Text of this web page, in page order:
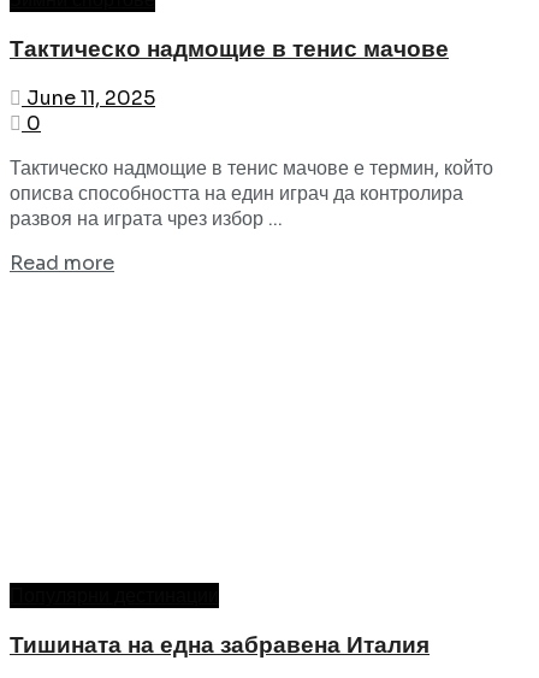
Тактическо надмощие в тенис мачове
June 11, 2025
0
Тактическо надмощие в тенис мачове е термин, който
описва способността на един играч да контролира
развоя на играта чрез избор ...
Read more
Тишината на една забравена Италия